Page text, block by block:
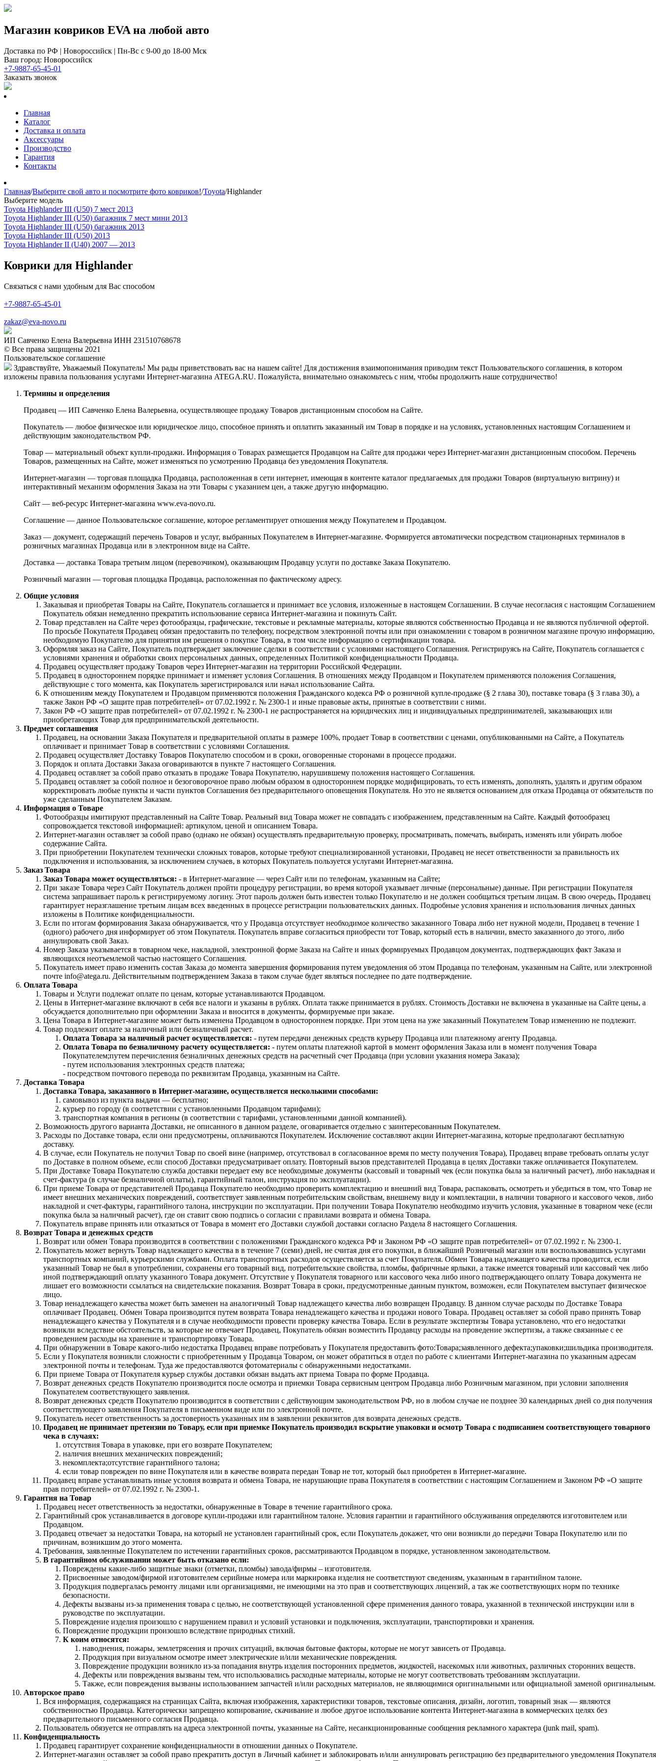
Магазин ковриков EVA ​на любой авто
Доставка по РФ | Новороссийск | Пн-Вс с 9-00 до 18-00 Мск
Ваш город: Новороссийск
+7-9887-65-45-01
Заказать звонок
Главная
Каталог
Доставка и оплата
Аксессуары
Производство
Гарантия
Контакты
Главная/Выберите свой авто и посмотрите фото ковриков!/Toyota/Highlander
Выберите модель
Toyota Highlander III (U50) 7 мест 2013
Toyota Highlander III (U50) багажник 7 мест мини 2013
Toyota Highlander III (U50) багажник 2013
Toyota Highlander III (U50) 2013
Toyota Highlander II (U40) 2007 — 2013
Коврики для Highlander
Связаться с нами удобным для Вас способом
+7-9887-65-45-01
zakaz@eva-novo.ru
ИП Савченко Елена Валерьевна ИНН 231510768678
© Все права защищены 2021
Пользовательское соглашение
Здравствуйте, Уважаемый Покупатель! Мы рады приветствовать вас на нашем сайте! Для достижения взаимопонимания приводим текст Пользовательского соглашения, в котором
изложены правила пользования услугами Интернет-магазина ATEGA.RU. Пожалуйста, внимательно ознакомьтесь с ним, чтобы продолжить наше сотрудничество!
Термины и определения
Продавец — ИП Савченко Елена Валерьевна, осуществляющее продажу Товаров дистанционным способом на Сайте.
Покупатель — любое физическое или юридическое лицо, способное принять и оплатить заказанный им Товар в порядке и на условиях, установленных настоящим Соглашением и
действующим законодательством РФ.
Товар — материальный объект купли-продажи. Информация о Товарах размещается Продавцом на Сайте для продажи через Интернет-магазин дистанционным способом. Перечень
Товаров, размещенных на Сайте, может изменяться по усмотрению Продавца без уведомления Покупателя.
Интернет-магазин — торговая площадка Продавца, расположенная в сети интернет, имеющая в контенте каталог предлагаемых для продажи Товаров (виртуальную витрину) и
интерактивный механизм оформления Заказа на эти Товары с указанием цен, а также другую информацию.
Сайт — веб-ресурс Интернет-магазина www.eva-novo.ru.
Соглашение — данное Пользовательское соглашение, которое регламентирует отношения между Покупателем и Продавцом.
Заказ — документ, содержащий перечень Товаров и услуг, выбранных Покупателем в Интернет-магазине. Формируется автоматически посредством стационарных терминалов в
розничных магазинах Продавца или в электронном виде на Сайте.
Доставка — доставка Товара третьим лицом (перевозчиком), оказывающим Продавцу услуги по доставке Заказа Покупателю.
Розничный магазин — торговая площадка Продавца, расположенная по фактическому адресу.
Общие условия
Заказывая и приобретая Товары на Сайте, Покупатель соглашается и принимает все условия, изложенные в настоящем Соглашении. В случае несогласия с настоящим Соглашением
Покупатель обязан немедленно прекратить использование сервиса Интернет-магазина и покинуть Сайт.
Товар представлен на Сайте через фотообразцы, графические, текстовые и рекламные материалы, которые являются собственностью Продавца и не являются публичной офертой.
По просьбе Покупателя Продавец обязан предоставить по телефону, посредством электронной почты или при ознакомлении с товаром в розничном магазине прочую информацию,
необходимую Покупателю для принятия им решения о покупке Товара, в том числе информацию о сертификации товара.
Оформляя заказ на Сайте, Покупатель подтверждает заключение сделки в соответствии с условиями настоящего Соглашения. Регистрируясь на Сайте, Покупатель соглашается с
условиями хранения и обработки своих персональных данных, определенных Политикой конфиденциальности Продавца.
Продавец осуществляет продажу Товаров через Интернет-магазин на территории Российской Федерации.
Продавец в одностороннем порядке принимает и изменяет условия Соглашения. В отношениях между Продавцом и Покупателем применяются положения Соглашения,
действующие с того момента, как Покупатель зарегистрировался или начал использование Сайта.
К отношениям между Покупателем и Продавцом применяются положения Гражданского кодекса РФ о розничной купле-продаже (§ 2 глава 30), поставке товара (§ 3 глава 30), а
также Закон РФ «О защите прав потребителей» от 07.02.1992 г. № 2300-1 и иные правовые акты, принятые в соответствии с ними.
Закон РФ «О защите прав потребителей» от 07.02.1992 г. № 2300-1 не распространяется на юридических лиц и индивидуальных предпринимателей, заказывающих или
приобретающих Товар для предпринимательской деятельности.
Предмет соглашения
Продавец, на основании Заказа Покупателя и предварительной оплаты в размере 100%, продает Товар в соответствии с ценами, опубликованными на Сайте, а Покупатель
оплачивает и принимает Товар в соответствии с условиями Соглашения.
Продавец осуществляет Доставку Товаров Покупателю способом и в сроки, оговоренные сторонами в процессе продажи.
Порядок и оплата Доставки Заказа оговариваются в пункте 7 настоящего Соглашения.
Продавец оставляет за собой право отказать в продаже Товара Покупателю, нарушившему положения настоящего Соглашения.
Продавец оставляет за собой полное и безоговорочное право любым образом в одностороннем порядке модифицировать, то есть изменять, дополнять, удалять и другим образом
корректировать любые пункты и части пунктов Соглашения без предварительного оповещения Покупателя. Но это не является основанием для отказа Продавца от обязательств по
уже сделанным Покупателем Заказам.
Информация о Товаре
Фотообразцы имитируют представленный на Сайте Товар. Реальный вид Товара может не совпадать с изображением, представленным на Сайте. Каждый фотообразец
сопровождается текстовой информацией: артикулом, ценой и описанием Товара.
Интернет-магазин оставляет за собой право (однако не обязан) осуществлять предварительную проверку, просматривать, помечать, выбирать, изменять или убирать любое
содержание Сайта.
При приобретении Покупателем технически сложных товаров, которые требуют специализированной установки, Продавец не несет ответственности за правильность их
подключения и использования, за исключением случаев, в которых Покупатель пользуется услугами Интернет-магазина.
Заказ Товара
Заказ Товара может осуществляться: - в Интернет-магазине — через Сайт или по телефонам, указанным на Сайте;
При заказе Товара через Сайт Покупатель должен пройти процедуру регистрации, во время которой указывает личные (персональные) данные. При регистрации Покупателя
система запрашивает пароль к регистрируемому логину. Этот пароль должен быть известен только Покупателю и не должен сообщаться третьим лицам. В свою очередь, Продавец
гарантирует неразглашение третьим лицам всех введенных в процессе регистрации пользовательских данных. Подробные условия хранения и использования личных данных
изложены в Политике конфиденциальности.
Если по итогам формирования Заказа обнаруживается, что у Продавца отсутствует необходимое количество заказанного Товара либо нет нужной модели, Продавец в течение 1
(одного) рабочего дня информирует об этом Покупателя. Покупатель вправе согласиться приобрести тот Товар, который есть в наличии, вместо заказанного до этого, либо
аннулировать свой Заказ.
Номер Заказа указывается в товарном чеке, накладной, электронной форме Заказа на Сайте и иных формируемых Продавцом документах, подтверждающих факт Заказа и
являющихся неотъемлемой частью настоящего Соглашения.
Покупатель имеет право изменить состав Заказа до момента завершения формирования путем уведомления об этом Продавца по телефонам, указанным на Сайте, или электронной
почте info@atega.ru. Действительным подтверждением Заказа в таком случае будет являться последнее по дате подтверждение.
Оплата Товара
Товары и Услуги подлежат оплате по ценам, которые устанавливаются Продавцом.
Цены в Интернет-магазине включают в себя все налоги и указаны в рублях. Оплата также принимается в рублях. Стоимость Доставки не включена в указанные на Сайте цены, а
обсуждается дополнительно при оформлении Заказа и вносится в документы, формируемые при заказе.
Цена Товара в Интернет-магазине может быть изменена Продавцом в одностороннем порядке. При этом цена на уже заказанный Покупателем Товар изменению не подлежит.
Товар подлежит оплате за наличный или безналичный расчет.
Оплата Товара за наличный расчет осуществляется: - путем передачи денежных средств курьеру Продавца или платежному агенту Продавца.
Оплата Товара по безналичному расчету осуществляется: - путем оплаты платежной картой в момент оформления Заказа или в момент получения Товара
Покупателем;путем перечисления безналичных денежных средств на расчетный счет Продавца (при условии указания номера Заказа);
- путем использования электронных средств платежа;
- посредством почтового перевода по реквизитам Продавца, указанным на Сайте.
Доставка Товара
Доставка Товара, заказанного в Интернет-магазине, осуществляется несколькими способами:
самовывоз из пункта выдачи — бесплатно;
курьер по городу (в соответствии с установленными Продавцом тарифами);
транспортная компания в регионы (в соответствии с тарифами, установленными данной компанией).
Возможность другого варианта Доставки, не описанного в данном разделе, оговаривается отдельно с заинтересованным Покупателем.
Расходы по Доставке товара, если они предусмотрены, оплачиваются Покупателем. Исключение составляют акции Интернет-магазина, которые предполагают бесплатную
доставку.
В случае, если Покупатель не получил Товар по своей вине (например, отсутствовал в согласованное время по месту получения Товара), Продавец вправе требовать оплаты услуг
по Доставке в полном объеме, если способ Доставки предусматривает оплату. Повторный вызов представителей Продавца в целях Доставки также оплачивается Покупателем.
При Доставке Товара Покупателю служба доставки передает ему все необходимые документы (кассовый и товарный чек (если покупка была за наличный расчет), либо накладная и
счет-фактура (в случае безналичной оплаты), гарантийный талон, инструкция по эксплуатации).
При приеме Товара от представителей Продавца Покупателю необходимо проверить комплектацию и внешний вид Товара, распаковать, осмотреть и убедиться в том, что Товар не
имеет внешних механических повреждений, соответствует заявленным потребительским свойствам, внешнему виду и комплектации, в наличии товарного и кассового чеков, либо
накладной и счет-фактуры, гарантийного талона, инструкции по эксплуатации. При получении Товара Покупателю необходимо изучить условия, указанные в товарном чеке (если
покупка была за наличный расчет), где он ставит свою подпись о согласии с правилами возврата и обмена Товара.
Покупатель вправе принять или отказаться от Товара в момент его Доставки службой доставки согласно Раздела 8 настоящего Соглашения.
Возврат Товара и денежных средств
Возврат или обмен Товара производится в соответствии с положениями Гражданского кодекса РФ и Законом РФ «О защите прав потребителей» от 07.02.1992 г. № 2300-1.
Покупатель может вернуть Товар надлежащего качества в в течение 7 (семи) дней, не считая дня его покупки, в ближайший Розничный магазин или воспользовавшись услугами
транспортных компаний, курьерскими службами. Оплата транспортных расходов осуществляется за счет Покупателя. Обмен Товара надлежащего качества проводится, если
указанный Товар не был в употреблении, сохранены его товарный вид, потребительские свойства, пломбы, фабричные ярлыки, а также имеется товарный или кассовый чек либо
иной подтверждающий оплату указанного Товара документ. Отсутствие у Покупателя товарного или кассового чека либо иного подтверждающего оплату Товара документа не
лишает его возможности ссылаться на свидетельские показания. Возврат Товара в сроки, предусмотренные данным пунктом, возможен, если Покупателем выступает физическое
лицо.
Товар ненадлежащего качества может быть заменен на аналогичный Товар надлежащего качества либо возвращен Продавцу. В данном случае расходы по Доставке Товара
оплачивает Продавец. Обмен Товара производится путем возврата Товара ненадлежащего качества и продажи нового Товара. Продавец оставляет за собой право принять Товар
ненадлежащего качества у Покупателя и в случае необходимости провести проверку качества Товара. Если в результате экспертизы Товара установлено, что его недостатки
возникли вследствие обстоятельств, за которые не отвечает Продавец, Покупатель обязан возместить Продавцу расходы на проведение экспертизы, а также связанные с ее
проведением расходы на хранение и транспортировку Товара.
При обнаружении в Товаре какого-либо недостатка Продавец вправе потребовать у Покупателя предоставить фото:Товара;заявленного дефекта;упаковки;шильдика производителя.
Если у Покупателя возникли сложности с приобретенным у Продавца Товаром, он может обратиться в отдел по работе с клиентами Интернет-магазина по указанным адресам
электронной почты и телефонам. Туда же предоставляются фотоматериалы с обнаруженными недостатками.
При приеме Товара от Покупателя курьер службы доставки обязан выдать акт приема Товара по форме Продавца.
Возврат денежных средств Покупателю производится после осмотра и приемки Товара сервисным центром Продавца либо Розничным магазином, при условии заполнения
Покупателем соответствующего заявления.
Возврат денежных средств Покупателю производится в соответствии с действующим законодательством РФ, но в любом случае не позднее 30 календарных дней со дня получения
соответствующего заявления Покупателя в письменном виде или по электронной почте.
Покупатель несет ответственность за достоверность указанных им в заявлении реквизитов для возврата денежных средств.
Продавец не принимает претензии по Товару, если при приемке Покупатель производил вскрытие упаковки и осмотр Товара с подписанием соответствующего товарного
чека в случаях:
отсутствия Товара в упаковке, при его возврате Покупателем;
наличия внешних механических повреждений;
некомплекта;отсутствие гарантийного талона;
если товар поврежден по вине Покупателя или в качестве возврата передан Товар не тот, который был приобретен в Интернет-магазине.
Продавец вправе устанавливать иные условия возврата и обмена Товара, не нарушающие права Покупателя в соответствии с настоящим Соглашением и Законом РФ «О защите
прав потребителей» от 07.02.1992 г. № 2300-1.
Гарантия на Товар
Продавец несет ответственность за недостатки, обнаруженные в Товаре в течение гарантийного срока.
Гарантийный срок устанавливается в договоре купли-продажи или гарантийном талоне. Условия гарантии и гарантийного обслуживания определяются изготовителем или
Продавцом.
Продавец отвечает за недостатки Товара, на который не установлен гарантийный срок, если Покупатель докажет, что они возникли до передачи Товара Покупателю или по
причинам, возникшим до этого момента.
Требования, заявленные Покупателем по истечении гарантийных сроков, рассматриваются Продавцом в порядке, установленном законодательством.
В гарантийном обслуживании может быть отказано если:
Повреждены какие-либо защитные знаки (отметки, пломбы) завода/фирмы – изготовителя.
Присвоенные заводом/фирмой изготовителем серийные номера или маркировка изделия не соответствуют сведениям, указанным в гарантийном талоне.
Продукция подвергалась ремонту лицами или организациями, не имеющими на это прав и соответствующих лицензий, а так же соответствующих норм по технике
безопасности.
Дефекты вызваны из-за применения товара с целью, не соответствующей установленной сфере применения данного товара, указанной в технической инструкции или в
руководстве по эксплуатации.
Повреждение изделия произошло с нарушением правил и условий установки и подключения, эксплуатации, транспортировки и хранения.
Повреждение продукции произошло вследствие природных стихий.
К коим относятся:
наводнения, пожары, землетрясения и прочих ситуаций, включая бытовые факторы, которые не могут зависеть от Продавца.
Продукция при визуальном осмотре имеет электрические и/или механические повреждения.
Повреждение продукции возникло из-за попадания внутрь изделия посторонних предметов, жидкостей, насекомых или животных, различных сторонних веществ.
Дефекты или повреждения вызваны тем, что использовались расходные материалы, которые не могут соответствовать требованиям эксплуатации.
Также, если повреждения вызваны использованием запчастей и/или расходных материалов, не являющимися оригинальными или официальной заменой оригинальным.
Авторское право
Вся информация, содержащаяся на страницах Сайта, включая изображения, характеристики товаров, текстовые описания, дизайн, логотип, товарный знак — являются
собственностью Продавца. Категорически запрещено копирование, скачивание и любое другое использование контента Интернет-магазина в коммерческих целях без
предварительного письменного согласия Продавца.
Пользователь обязуется не отправлять на адреса электронной почты, указанные на Сайте, несанкционированные сообщения рекламного характера (junk mail, spam).
Конфиденциальность
Продавец гарантирует сохранение конфиденциальности в отношении данных о Покупателе.
Интернет-магазин оставляет за собой право прекратить доступ в Личный кабинет и заблокировать и/или аннулировать регистрацию без предварительного уведомления Покупателя